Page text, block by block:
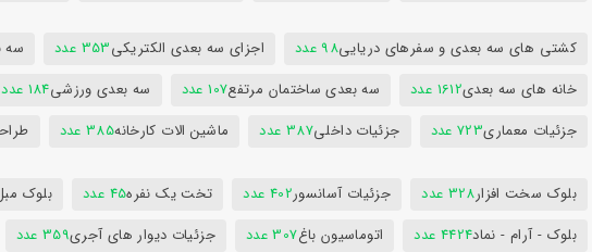
کشتی های سه بعدی و سفرهای دریایی98 عدد اجزای سه بعدی الکتریکی353 عدد سه
خانه های سه بعدی1612 عدد سه بعدی ساختمان مرتفع107 عدد سه بعدی ورزشی184 عدد
جزئیات معماری723 عدد جزئیات داخلی387 عدد ماشین الات کارخانه385 عدد
بلوک سخت افزار328 عدد جزئیات آسانسور402 عدد تخت یک نفره45 عدد بلوک
بلوک - آرام - نماد4424 عدد اتوماسیون باغ307 عدد جزئیات دیوار های آجری359 عدد